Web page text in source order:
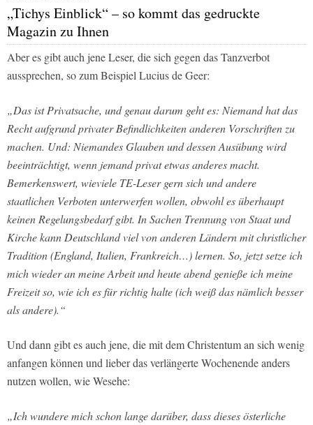
„Tichys Einblick“ – so kommt das gedruckte
Magazin zu Ihnen
Aber es gibt auch jene Leser, die sich gegen das Tanzverbot
aussprechen, so zum Beispiel Lucius de Geer:
„Das ist Privatsache, und genau darum geht es: Niemand hat das
Recht aufgrund privater Befindlichkeiten anderen Vorschriften zu
machen. Und: Niemandes Glauben und dessen Ausübung wird
beeinträchtigt, wenn jemand privat etwas anderes macht.
Bemerkenswert, wieviele TE-Leser gern sich und andere
staatlichen Verboten unterwerfen wollen, obwohl es überhaupt
keinen Regelungsbedarf gibt. In Sachen Trennung von Staat und
Kirche kann Deutschland viel von anderen Ländern mit christlicher
Tradition (England, Italien, Frankreich…) lernen. So, jetzt setze ich
mich wieder an meine Arbeit und heute abend genieße ich meine
Freizeit so, wie ich es für richtig halte (ich weiß das nämlich besser
als andere).“
Und dann gibt es auch jene, die mit dem Christentum an sich wenig
anfangen können und lieber das verlängerte Wochenende anders
nutzen wollen, wie Wesehe:
„Ich wundere mich schon lange darüber, dass dieses österliche